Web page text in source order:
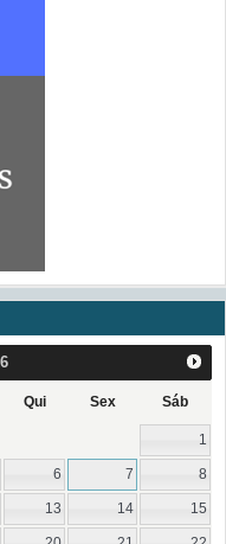
Qui Sex Sáb
1
6 7 8
13 14 15